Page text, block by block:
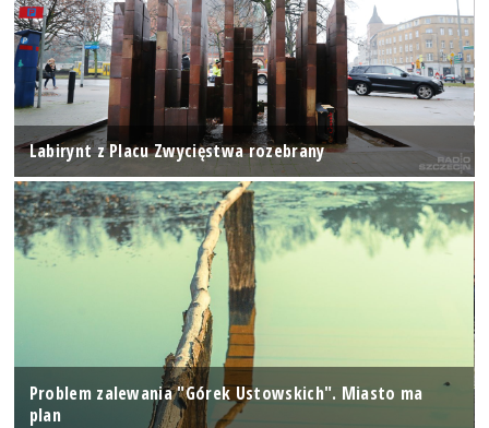
Labirynt z Placu Zwycięstwa rozebrany
Problem zalewania "Górek Ustowskich". Miasto ma
plan